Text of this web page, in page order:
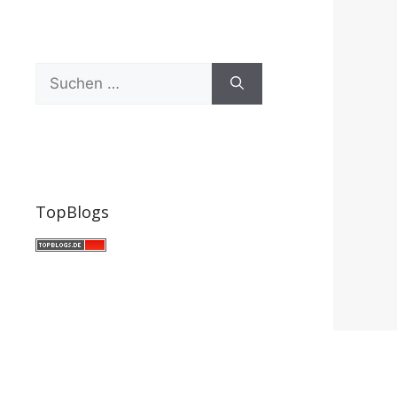
Suchen
TopBlogs